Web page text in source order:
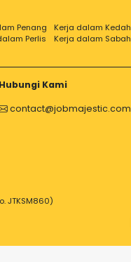
Penang
Kerja dalam Kedah
Perlis
Kerja dalam Sabah
Hubungi Kami
contact@jobmajestic.com
JTKSM860)